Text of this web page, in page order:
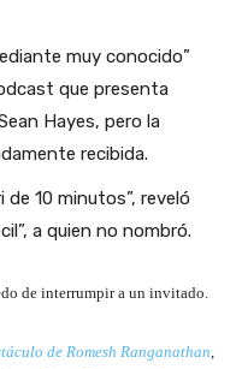
muy conocido”
que presenta
Hayes, pero la
recibida.
10 minutos”, reveló
a quien no nombró.
de interrumpir a un invitado.
de Romesh Ranganathan,